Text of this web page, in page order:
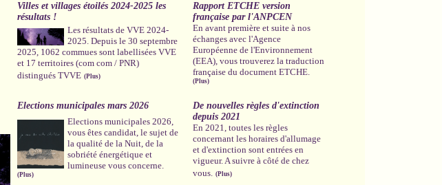
Villes et villages étoilés 2024-2025 les
résultats !
Les résultats de VVE 2024-
2025. Depuis le 30 septembre
2025, 1062 commues sont labellisées VVE
et 17 territoires (com com / PNR)
distingués TVVE (Plus)
Rapport ETCHE version
française par l'ANPCEN
En avant première et suite à nos
échanges avec l'Agence
Européenne de l'Environnement
(EEA), vous trouverez la traduction
française du document ETCHE.
(Plus)
Elections municipales mars 2026
Elections municipales 2026,
vous êtes candidat, le sujet de
la qualité de la Nuit, de la
sobriété énergétique et
lumineuse vous concerne.
(Plus)
De nouvelles règles d'extinction
depuis 2021
En 2021, toutes les règles
concernant les horaires d'allumage
et d'extinction sont entrées en
vigueur. A suivre à côté de chez
vous. (Plus)